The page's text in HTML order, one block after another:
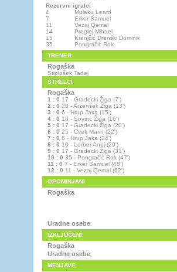
Rezervni igralci
4
Mulaku Leard
7
Erker Samuel
11
Vezaj Qemal
14
Preglej Mihael
15
Kranjčić Drenški Dominik
35
Pongračić Rok
TRENER
Rogaška
Stiplošek Tadej
STRELCI
Rogaška
1 : 0 17 - Gradecki Žiga (7')
2 : 0 20 - Arzenšek Žiga (13')
3 : 0 6 - Hrup Jaka (15')
4 : 0 18 - Sovinc Žiga (16')
5 : 0 17 - Gradecki Žiga (20')
6 : 0 25 - Cvek Marin (22')
7 : 0 6 - Hrup Jaka (24')
8 : 0 10 - Lorber Anej (29')
9 : 0 17 - Gradecki Žiga (31')
10 : 0 35 - Pongračić Rok (47')
11 : 0 7 - Erker Samuel (48')
12 : 0 11 - Vezaj Qemal (62')
OPOMINJANI
Rogaška
Uradne osebe
IZKLJUČENI
Rogaška
Uradne osebe
MENJAVE